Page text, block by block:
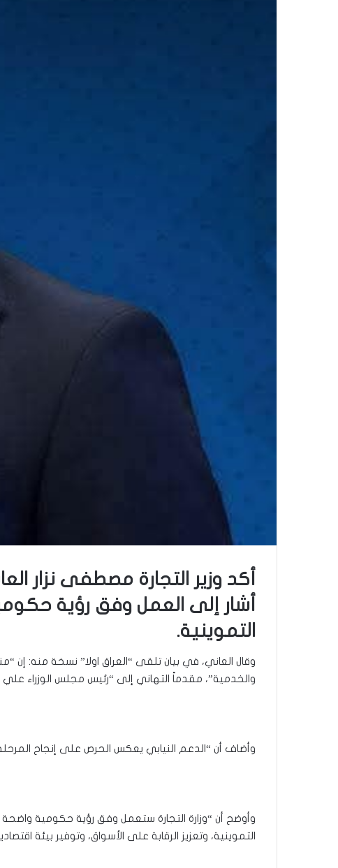
أكد وزير التجارة مصطفى نزار
أشار إلى العمل وفق رؤية
التموينية.
وقال العاني، في بيان تلقى “العراق اولا” نسخة منه: إن
والخدمية”، مقدماً التهاني إلى “رئيس مجلس الوزراء
وأضاف أن “الدعم النيابي يعكس الحرص على إنجاح
وأوضح أن “وزارة التجارة ستعمل وفق رؤية حكومية
التموينية، وتعزيز الرقابة على الأسواق، وتوفير بيئة